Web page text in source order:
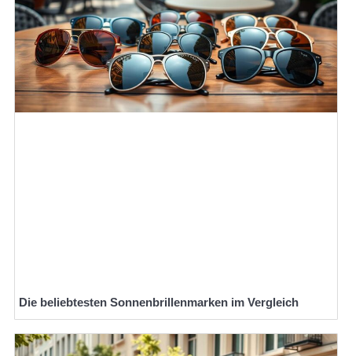
Die beliebtesten Sonnenbrillenmarken im Vergleich